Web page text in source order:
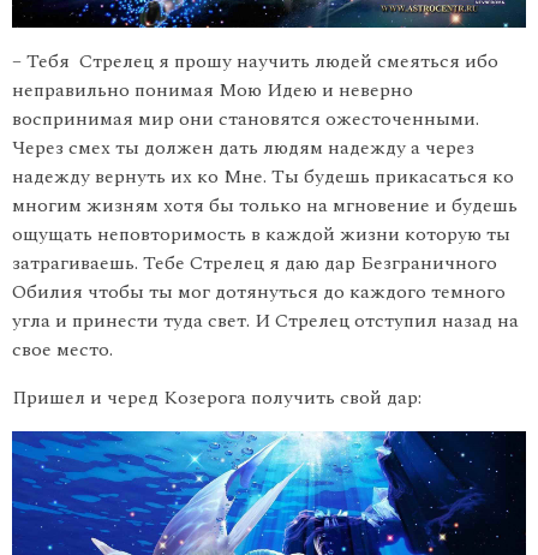
– Тебя Стрелец я прошу научить людей смеяться ибо
неправильно понимая Мою Идею и неверно
воспринимая мир они становятся ожесточенными.
Через смех ты должен дать людям надежду а через
надежду вернуть их ко Мне. Ты будешь прикасаться ко
многим жизням хотя бы только на мгновение и будешь
ощущать неповторимость в каждой жизни которую ты
затрагиваешь. Тебе Стрелец я даю дар Безграничного
Обилия чтобы ты мог дотянуться до каждого темного
угла и принести туда свет. И Стрелец отступил назад на
свое место.
Пришел и черед Козерога получить свой дар: